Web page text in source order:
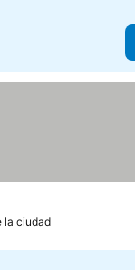
la ciudad